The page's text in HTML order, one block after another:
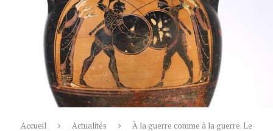
Accueil Actualités
À la guerre comme à la guerre. Le